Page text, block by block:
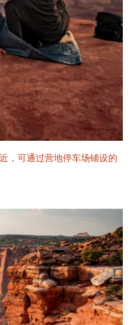
，可通过营地停车场铺设的